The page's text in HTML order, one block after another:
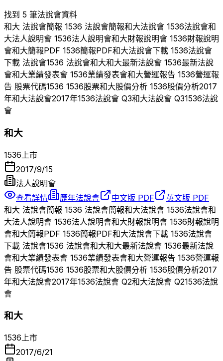
找到 5 筆法說會資料
和大 法說會簡報 1536 法說會簡報和大法說會 1536法說會和
大法人說明會 1536法人說明會和大財報說明會 1536財報說明
會和大簡報PDF 1536簡報PDF和大法說會下載 1536法說會
下載 法說會1536 法說會和大和大最新法說會 1536最新法說
會和大業績發表會 1536業績發表會和大營運報告 1536營運報
告 股票代碼1536 1536股票和大股價分析 1536股價分析2017
年和大法說會2017年1536法說會 Q3和大法說會 Q31536法說
會
和大
1536 上市
2017/9/15
法人說明會
查看詳情
歷年法說會 中文版 PDF
英文版 PDF
和大 法說會簡報 1536 法說會簡報和大法說會 1536法說會和
大法人說明會 1536法人說明會和大財報說明會 1536財報說明
會和大簡報PDF 1536簡報PDF和大法說會下載 1536法說會
下載 法說會1536 法說會和大和大最新法說會 1536最新法說
會和大業績發表會 1536業績發表會和大營運報告 1536營運報
告 股票代碼1536 1536股票和大股價分析 1536股價分析2017
年和大法說會2017年1536法說會 Q2和大法說會 Q21536法說
會
和大
1536上市
2017/6/21